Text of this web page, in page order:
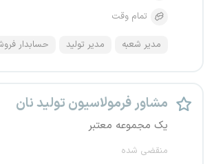
تمام وقت
مدیر شعبه مدیر تولید حسابدار
مشاور فرمولاسیون تولید نان
یک مجموعه معتبر
منقضی شده